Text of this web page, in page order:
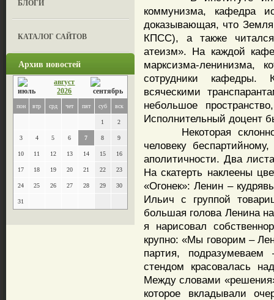
БЛОГИ
КАТАЛОГ САЙТОВ
Архив новостей
август
2026
пон втр срд чет пят суб вск
1 2
3 4 5 6 7 8 9
10 11 12 13 14 15 16
17 18 19 20 21 22 23
24 25 26 27 28 29 30
31
коммунизма, кафедра
доказывающая, что
КПСС), а также
атеизм». На каждой
марксизма-ленинизма,
сотрудники кафедры.
всяческими
небольшое
Исполнительный доцент
Некоторая
человеку
аполитичности. Два
На скатерть наклеены
«Огонек»: Ленин –
Ильич с группой
большая голова Ленина
я нарисовал
крупно: «Мы говорим –
партия,
стендом красовалась
Между словами
которое вкладывали